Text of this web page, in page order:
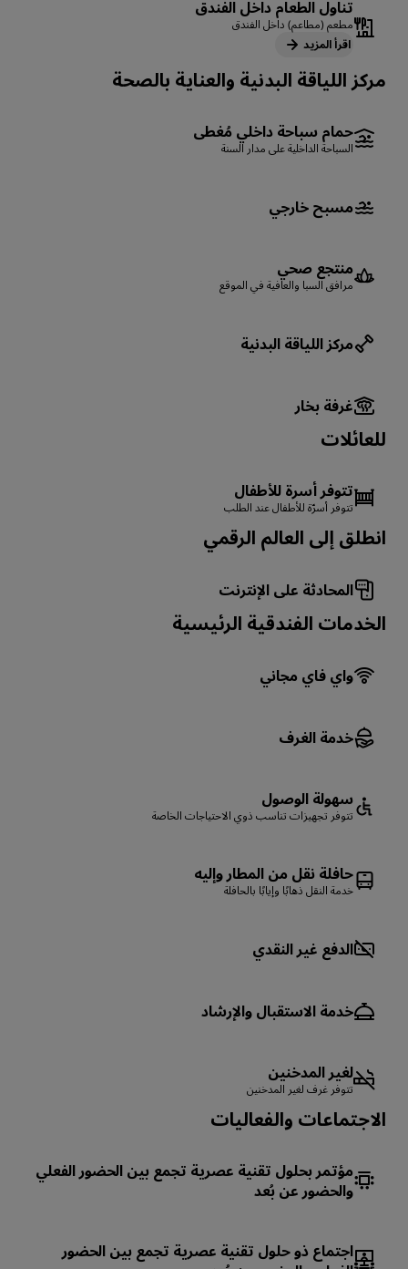
تناول الطعام داخل الفندق
مطعم (مطاعم) داخل الفندق
اقرأ المزيد
مركز اللياقة البدنية والعناية بالصحة
حمام سباحة داخلي مُغطى
السباحة الداخلية على مدار السنة
مسبح خارجي
منتجع صحي
مرافق السبا والعافية في الموقع
مركز اللياقة البدنية
غرفة بخار
للعائلات
تتوفر أسرة للأطفال
تتوفر أسرّة للأطفال عند الطلب
انطلق إلى العالم الرقمي
المحادثة على الإنترنت
الخدمات الفندقية الرئيسية
واي فاي مجاني
خدمة الغرف
سهولة الوصول
تتوفر تجهيزات تناسب ذوي الاحتياجات الخاصة
حافلة نقل من المطار وإليه
خدمة النقل ذهابًا وإيابًا بالحافلة
الدفع غير النقدي
خدمة الاستقبال والإرشاد
لغير المدخنين
تتوفر غرف لغير المدخنين
الاجتماعات والفعاليات
مؤتمر بحلول تقنية عصرية تجمع بين الحضور الفعلي
والحضور عن بُعد
اجتماع ذو حلول تقنية عصرية تجمع بين الحضور